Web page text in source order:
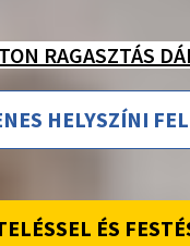
RAGASZTÁS
HELYSZÍNI
ÉS